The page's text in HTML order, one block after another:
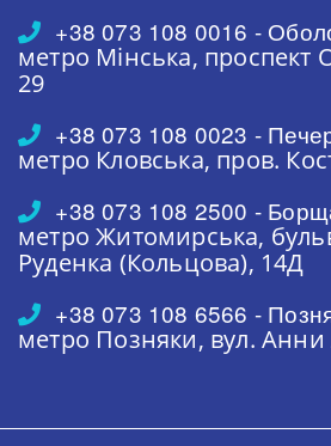
+38 073 108 0016 -
метро Мінська, проспект
29
+38 073 108 0023 -
метро Кловська, пров.
+38 073 108 2500 -
метро Житомирська,
Руденка (Кольцова), 14Д
+38 073 108 6566 -
метро Позняки, вул. Анни